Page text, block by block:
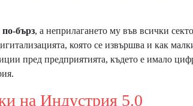
бърз, а неприлагането му във всички
която се извършва и как
пред предприятията, където е имало
Индустрия 5.0